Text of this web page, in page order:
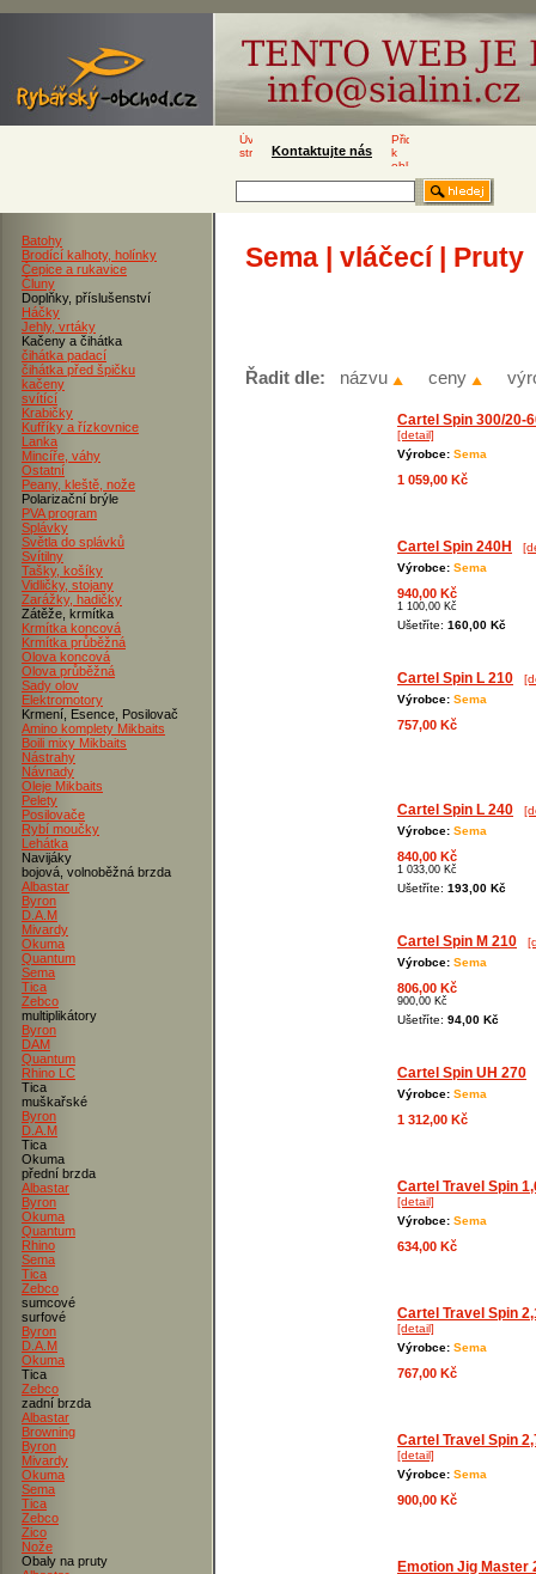
Kontaktujte nás
Batohy
Brodící kalhoty, holínky
Čepice a rukavice
Čluny
Doplňky, příslušenství
Háčky
Jehly, vrtáky
Kačeny a čihátka
čihátka padací
čihátka před špičku
kačeny
svítící
Krabičky
Kufříky a řízkovnice
Lanka
Mincíře, váhy
Ostatní
Peany, kleště, nože
Polarizační brýle
PVA program
Splávky
Světla do splávků
Svítilny
Tašky, košíky
Vidličky, stojany
Zarážky, hadičky
Zátěže, krmítka
Krmítka koncová
Krmítka průběžná
Olova koncová
Olova průběžná
Sady olov
Elektromotory
Krmení, Esence, Posilovač
Amino komplety Mikbaits
Boili mixy Mikbaits
Nástrahy
Návnady
Oleje Mikbaits
Pelety
Posilovače
Rybí moučky
Lehátka
Navijáky
bojová, volnoběžná brzda
Albastar
Byron
D.A.M
Mivardy
Okuma
Quantum
Sema
Tica
Zebco
multiplikátory
Byron
DAM
Quantum
Rhino LC
Tica
muškařské
Byron
D.A.M
Tica
Okuma
přední brzda
Albastar
Byron
Okuma
Quantum
Rhino
Sema
Tica
Zebco
sumcové
surfové
Byron
D.A.M
Okuma
Tica
Zebco
zadní brzda
Albastar
Browning
Byron
Mivardy
Okuma
Sema
Tica
Zebco
Zico
Nože
Obaly na pruty
Sema | vláčecí | Pruty
Řadit dle: názvu ceny
Cartel Spin 300/20-
[detail]
Výrobce: Sema
1 059,00 Kč
Cartel Spin 240H
Výrobce: Sema
940,00 Kč
1 100,00 Kč
Ušetříte: 160,00 Kč
Cartel Spin L 210
Výrobce: Sema
757,00 Kč
Cartel Spin L 240
Výrobce: Sema
840,00 Kč
1 033,00 Kč
Ušetříte: 193,00 Kč
Cartel Spin M 210
Výrobce: Sema
806,00 Kč
900,00 Kč
Ušetříte: 94,00 Kč
Cartel Spin UH 270
Výrobce: Sema
1 312,00 Kč
Cartel Travel Spin
[detail]
Výrobce: Sema
634,00 Kč
Cartel Travel Spin
[detail]
Výrobce: Sema
767,00 Kč
Cartel Travel Spin
[detail]
Výrobce: Sema
900,00 Kč
Emotion Jig Master